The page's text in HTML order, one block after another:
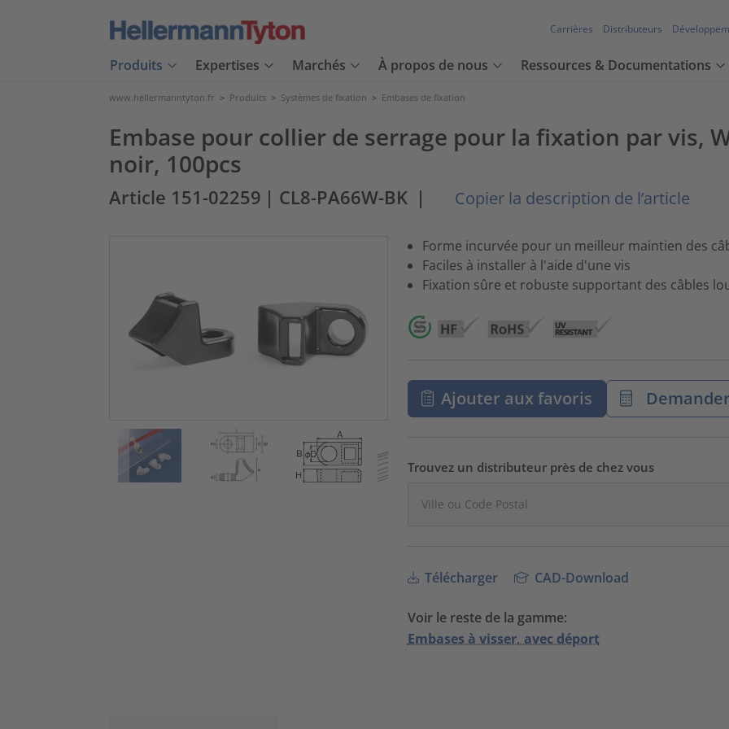
Carrières Distributeurs
Produits Expertises Marchés À propos de nous Ressources & Documentations
www.hellermanntyton.fr > Produits > Systèmes de fixation > Embases de fixation
Embase pour collier de serrage pour la fixation par vis,
noir, 100pcs
Article 151-02259 | CL8-PA66W-BK | Copier la description de l’article
Forme incurvée pour un meilleur maintien des
Faciles à installer à l'aide d'une vis
Fixation sûre et robuste supportant des câbles
Ajouter aux favoris
Trouvez un distributeur près de chez vous
Télécharger CAD-Download
Voir le reste de la gamme:
Embases à visser, avec déport